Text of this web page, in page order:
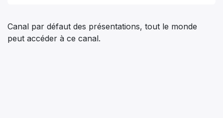
Canal par défaut des présentations, tout le monde
peut accéder à ce canal.